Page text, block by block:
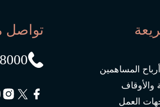
المساهمين
والأوقاف
العمل
تواصل